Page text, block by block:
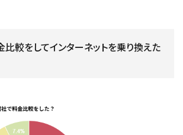
比較をしてインターネットを乗り換えた